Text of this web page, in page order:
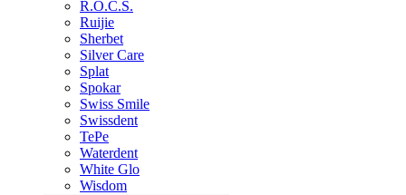
R.O.C.S.
Ruijie
Sherbet
Silver Care
Splat
Spokar
Swiss Smile
Swissdent
TePe
Waterdent
White Glo
Wisdom